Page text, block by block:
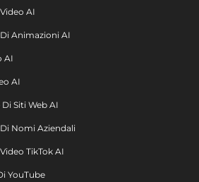
AI
Animazioni AI
AI
AI
Siti Web AI
Nomi Aziendali
TikTok AI
YouTube